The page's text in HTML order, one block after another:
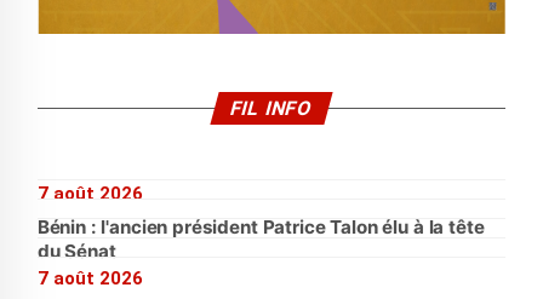
FIL INFO
7 août 2026
Bénin : l'ancien président Patrice Talon élu à la tête
du Sénat
7 août 2026